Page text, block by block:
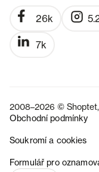
26k
7k
2008–2026 © Shoptet,
Obchodní podmínky
Soukromí a cookies
Formulář pro